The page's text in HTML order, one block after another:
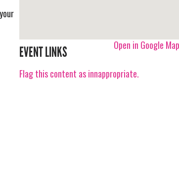
Open in Google
EVENT LINKS
Flag this content as innappropriate.